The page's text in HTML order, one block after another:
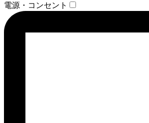
電源・コンセント